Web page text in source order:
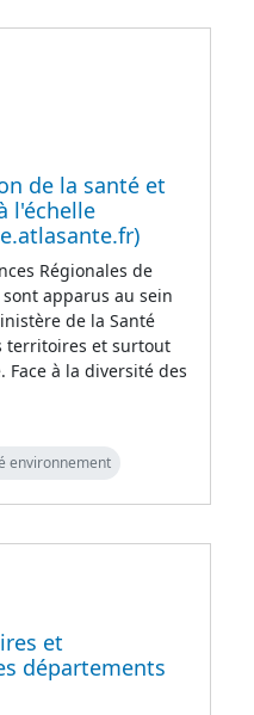
de la santé et
l'échelle
Régionales de
sont apparus au sein
de la Santé
territoires et surtout
à la diversité des
environnement
et
départements